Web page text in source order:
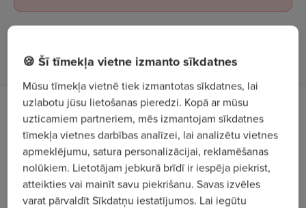
Darba apraksts
Mēs Tev uzticēsim:
- Elektroiekārtu montāžu un remontu.
- Uzraudzīt, apkalpot elektroiekārtu un
🍪 Šī tīmekļa vietne izmanto sīkdatnes
Mūsu tīmekļa vietnē tiek izmantotas sīkdatnes, lai
uzlabotu jūsu lietošanas pieredzi. Kopā ar mūsu
uzticamiem partneriem, mēs izmantojam sīkdatnes
tīmekļa vietnes darbības analīzei, lai analizētu vietnes
apmeklējumu, satura personalizācijai, reklamēšanas
nolūkiem. Lietotājam jebkurā brīdī ir iespēja piekrist,
atteikties vai mainīt savu piekrišanu. Savas izvēles
varat pārvaldīt Sīkdatņu iestatījumos. Lai iegūtu